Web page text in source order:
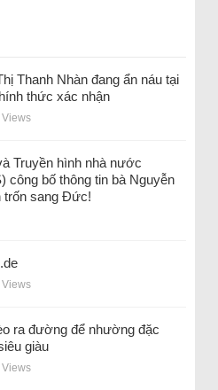
Thanh Nhàn đang ẩn náu tại
thức xác nhận
Truyền hình nhà nước
công bố thông tin bà Nguyễn
trốn sang Đức!
ra đường để nhường đặc
giàu